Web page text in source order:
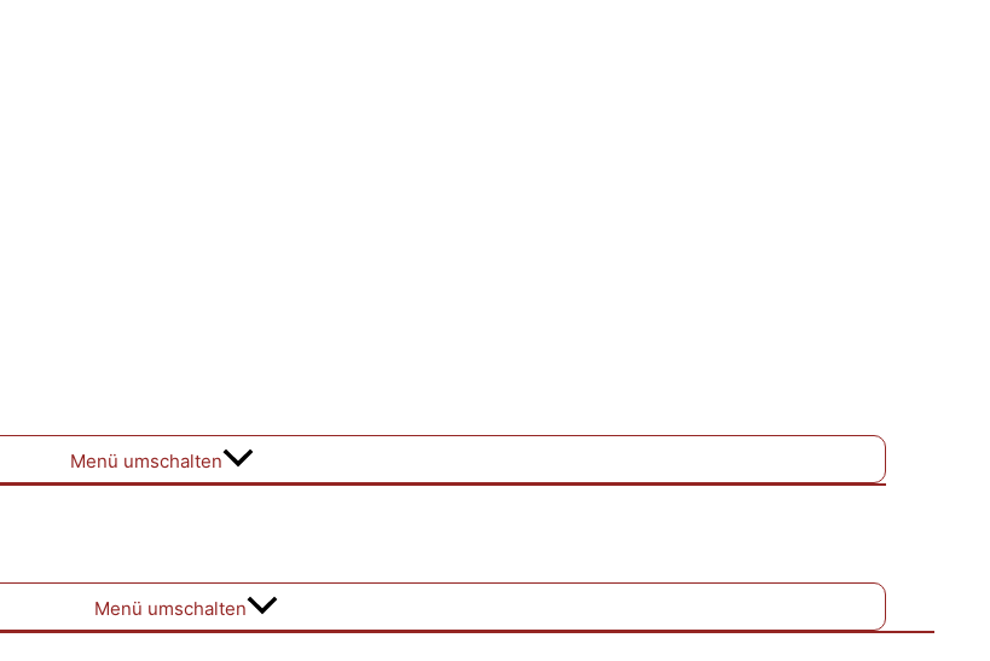
Menü umschalten
Menü umschalten